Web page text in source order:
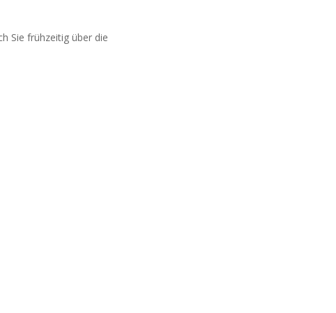
Sie frühzeitig über die